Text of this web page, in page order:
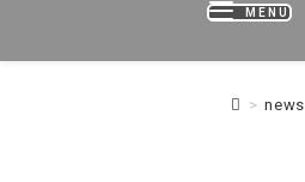
MENU
> news